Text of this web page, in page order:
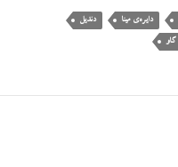
دایره‌ی مینا دندیل
گاو